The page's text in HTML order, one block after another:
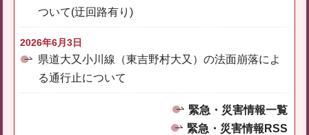
ついて(迂回路有り)
2026年6月3日
県道大又小川線（東吉野村大又）の法面崩落によ
る通行止について
緊急・災害情報一覧
緊急・災害情報RSS